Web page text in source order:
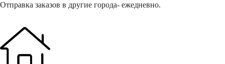
Отправка заказов в другие города- ежедневно.